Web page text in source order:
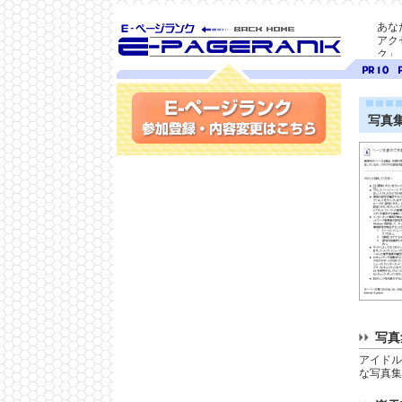
SEO対策に E-ページ
ランク
あな
アク
ク」
ランク
10
9
写真
写
アイド
な写真
参加登録(無料)・内容変更